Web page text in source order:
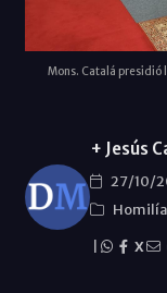
Mons. Catalá presidió
+ Jesús
27/10/
X